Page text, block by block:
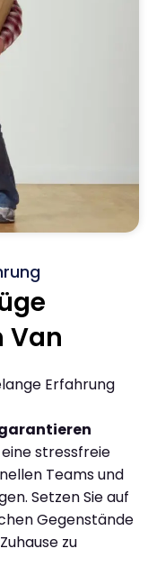
Van
Erfahrung
stressfreie
Teams und
Setzen Sie auf
Gegenstände
zu